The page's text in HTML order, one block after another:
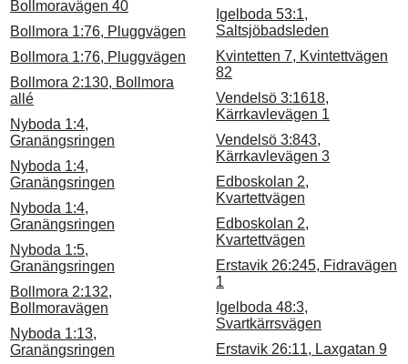
Bollmoravägen 40
Bollmora 1:76, Pluggvägen
Bollmora 1:76, Pluggvägen
Bollmora 2:130, Bollmora
allé
Nyboda 1:4,
Granängsringen
Nyboda 1:4,
Granängsringen
Nyboda 1:4,
Granängsringen
Nyboda 1:5,
Granängsringen
Bollmora 2:132,
Bollmoravägen
Nyboda 1:13,
Granängsringen
Igelboda 53:1,
Saltsjöbadsleden
Kvintetten 7, Kvintettvägen
82
Vendelsö 3:1618,
Kärrkavlevägen 1
Vendelsö 3:843,
Kärrkavlevägen 3
Edboskolan 2,
Kvartettvägen
Edboskolan 2,
Kvartettvägen
Erstavik 26:245, Fidravägen
1
Igelboda 48:3,
Svartkärrsvägen
Erstavik 26:11, Laxgatan 9